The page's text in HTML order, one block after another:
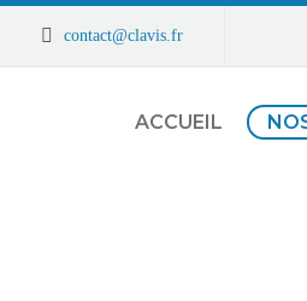
contact@clavis.fr
ACCUEIL